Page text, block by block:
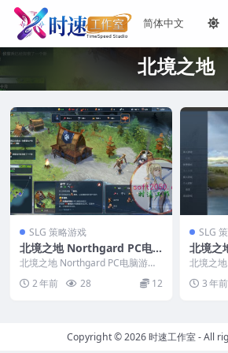
北境之地
SLG 策略游戏
北境之地 Northgard PC电
脑游戏 适用WIN11 WIN10
北境之地 Northgard PC电脑游戏
2 年前 28 12
SLG
北境
苹果电
15 11
北境之
脑游戏
3 年前
Copyright © 2026时速工作室- All